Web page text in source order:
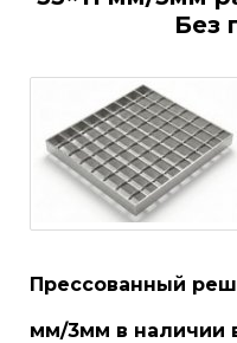
Без
Прессованный
мм/3мм в наличии